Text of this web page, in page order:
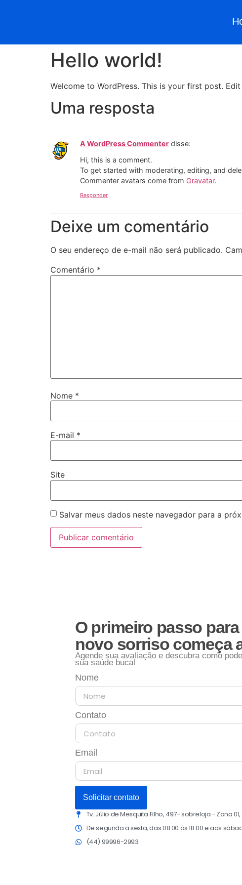
Hello world!
Welcome to WordPress. This is your first post.
Uma resposta
A WordPress Commenter disse:
Hi, this is a comment.
To get started with moderating, editing, and
Commenter avatars come from Gravatar.
Responder
Deixe um comentário
O seu endereço de e-mail não será publicado.
Comentário *
Nome *
E-mail *
Site
Salvar meus dados neste navegador para a
O primeiro passo
novo sorriso começa
Agende sua avaliação e descubra como
sua saúde bucal
Nome
Contato
Email
Solicitar contato
Tv. Júlio de Mesquita Filho, 497- sobreloja - Zona 01,
De segunda a sexta, das 08:00 às 18:00 e aos
(44) 99996-2993